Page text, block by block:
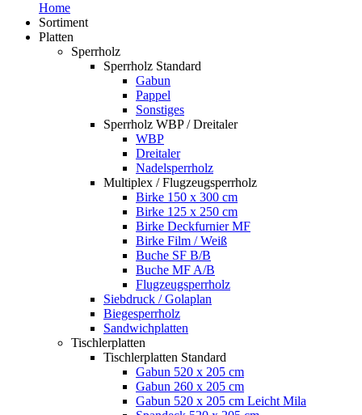
Home
Sortiment
Platten
Sperrholz
Sperrholz Standard
Gabun
Pappel
Sonstiges
Sperrholz WBP / Dreitaler
WBP
Dreitaler
Nadelsperrholz
Multiplex / Flugzeugsperrholz
Birke 150 x 300 cm
Birke 125 x 250 cm
Birke Deckfurnier MF
Birke Film / Weiß
Buche SF B/B
Buche MF A/B
Flugzeugsperrholz
Siebdruck / Golaplan
Biegesperrholz
Sandwichplatten
Tischlerplatten
Tischlerplatten Standard
Gabun 520 x 205 cm
Gabun 260 x 205 cm
Gabun 520 x 205 cm Leicht Mila